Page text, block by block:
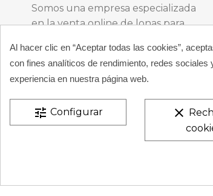
Somos una empresa especializada
en la venta online de lonas para
climatización, limpieza y
desinfección para piscinas privadas
particulares.
CONÓCENOS
Al hacer clic en “Aceptar todas las cookies”,
con fines analíticos de rendimiento, redes sociales
experiencia en nuestra página web.
clear
tune Configurar